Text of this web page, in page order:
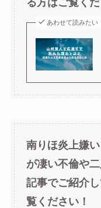
る方はご覧くだ
あわせて読みたい
南りほ炎上嫌
が凄い不倫や
記事でご紹介
覧ください！